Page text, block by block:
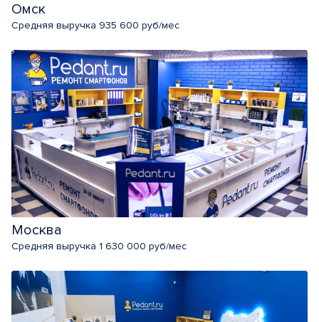
Омск
Средняя выручка 935 600 руб/мес
Москва
Средняя выручка 1 630 000 руб/мес